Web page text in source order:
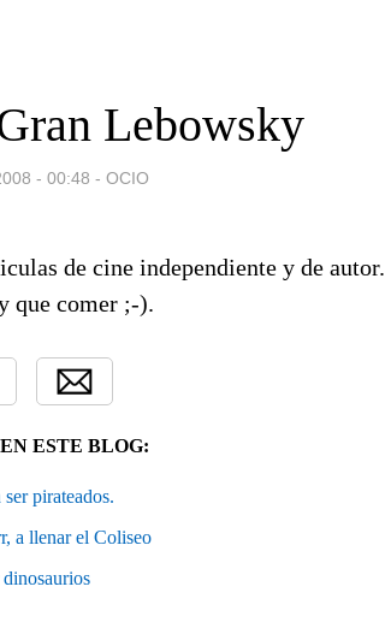
Lebowsky
- 00:48 - OCIO
de cine independiente y de autor.
que comer ;-).
ESTE BLOG:
pirateados.
a llenar el Coliseo